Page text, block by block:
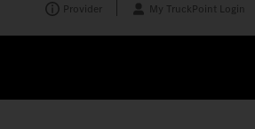
Provider My TruckPoint Login